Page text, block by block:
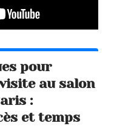
pour
au salon
:
et temps